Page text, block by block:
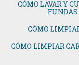
CÓMO LAVAR Y
FUNDAS
CÓMO
CÓMO LIMPIAR